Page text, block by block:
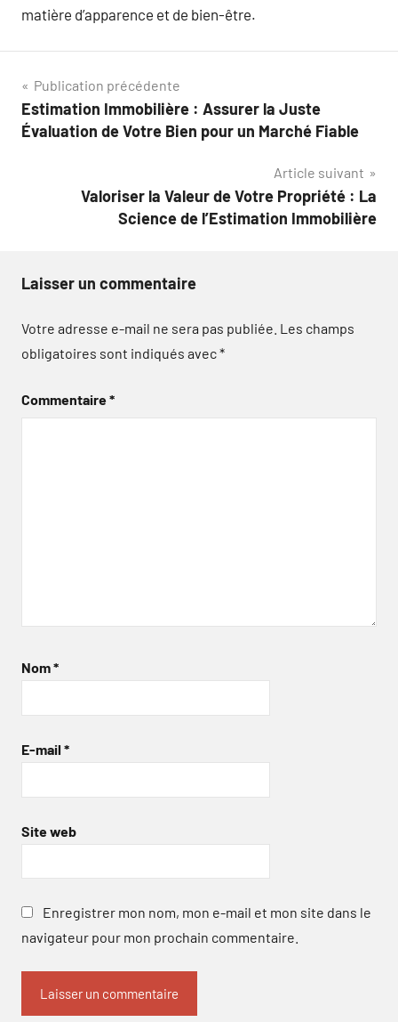
matière d’apparence et de bien-être.
Navigation
de
Publication précédente
Estimation Immobilière : Assurer la Juste
Évaluation de Votre Bien pour un Marché Fiable
Article suivant
Valoriser la Valeur de Votre Propriété : La
Science de l’Estimation Immobilière
Laisser un commentaire
Votre adresse e-mail ne sera pas publiée. Les champs
obligatoires sont indiqués avec*
Commentaire*
Nom*
E-mail *
Site web
Enregistrer mon nom, mon e-mail et mon site dans le
navigateur pour mon prochain commentaire.